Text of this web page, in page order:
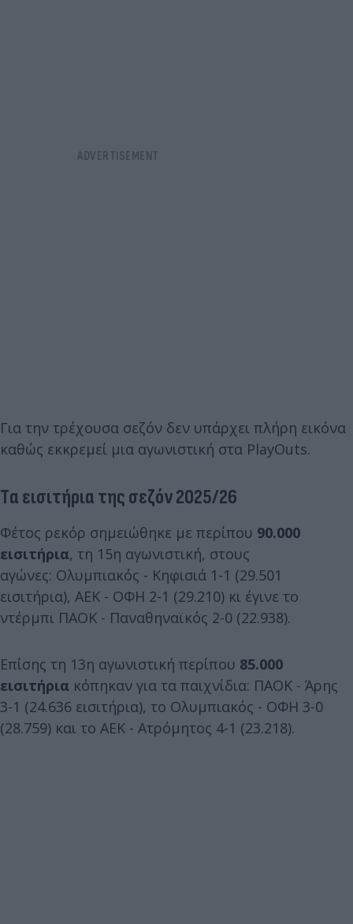
Για την τρέχουσα σεζόν δεν υπάρχει πλήρη εικόνα
καθώς εκκρεμεί μια αγωνιστική στα PlayOuts.
Tα εισιτήρια της σεζόν 2025/26
Φέτος ρεκόρ σημειώθηκε με περίπου 90.000
εισιτήρια, τη 15η αγωνιστική, στους
αγώνες: Ολυμπιακός - Κηφισιά 1-1 (29.501
εισιτήρια), ΑΕΚ - ΟΦΗ 2-1 (29.210) κι έγινε το
ντέρμπι ΠΑΟΚ - Παναθηναϊκός 2-0 (22.938).
Επίσης τη 13η αγωνιστική περίπου 85.000
εισιτήρια κόπηκαν για τα παιχνίδια: ΠΑΟΚ - Άρης
3-1 (24.636 εισιτήρια), το Ολυμπιακός - ΟΦΗ 3-0
(28.759) και το ΑΕΚ - Ατρόμητος 4-1 (23.218).